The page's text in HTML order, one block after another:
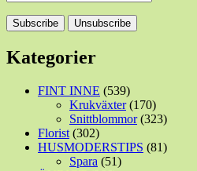
Kategorier
FINT INNE (539)
Krukväxter(170)
Snittblommor(323)
Florist (302)
HUSMODERSTIPS (81)
Spara (51)